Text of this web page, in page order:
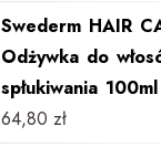
Swederm HAIR
Odżywka do
spłukiwania 100ml
64,80 zł